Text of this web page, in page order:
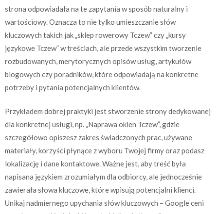
strona odpowiadała na te zapytania w sposób naturalny i
wartościowy. Oznacza to nie tylko umieszczanie słów
kluczowych takich jak „sklep rowerowy Tczew” czy „kursy
językowe Tczew” w treściach, ale przede wszystkim tworzenie
rozbudowanych, merytorycznych opisów usług, artykułów
blogowych czy poradników, które odpowiadają na konkretne
potrzeby i pytania potencjalnych klientów.
Przykładem dobrej praktyki jest stworzenie strony dedykowanej
dla konkretnej usługi, np. „Naprawa okien Tczew”, gdzie
szczegółowo opiszesz zakres świadczonych prac, używane
materiały, korzyści płynące z wyboru Twojej firmy oraz podasz
lokalizację i dane kontaktowe. Ważne jest, aby treść była
napisana językiem zrozumiałym dla odbiorcy, ale jednocześnie
zawierała słowa kluczowe, które wpisują potencjalni klienci.
Unikaj nadmiernego upychania słów kluczowych – Google ceni